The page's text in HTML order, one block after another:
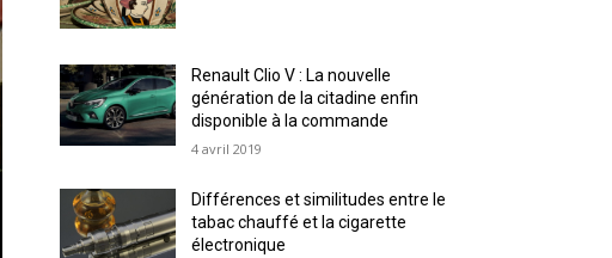
Renault Clio V : La nouvelle
génération de la citadine enfin
disponible à la commande
4 avril 2019
Différences et similitudes entre le
tabac chauffé et la cigarette
électronique